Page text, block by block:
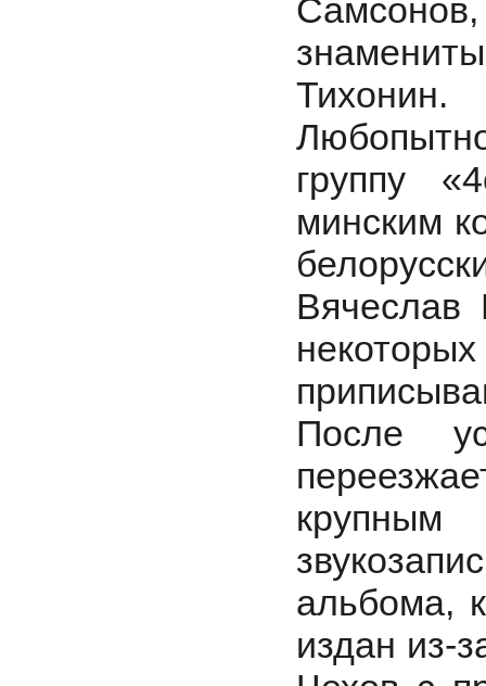
Тихонин.
группу
минским
Вячеслав
После
крупным
альбома,
издан из-